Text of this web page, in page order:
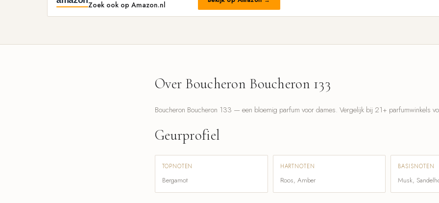
Zoek ook op Amazon.nl
Over Boucheron Boucheron 133
Boucheron Boucheron 133 — een bloemig parfum voor dames. Vergelijk bij 21+ parfumwinkels
Geurprofiel
TOPNOTEN
Bergamot
HARTNOTEN
Roos, Amber
BASISNOTEN
Musk,